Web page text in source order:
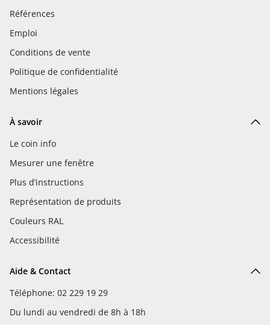
Références
Emploi
Conditions de vente
Politique de confidentialité
Mentions légales
À savoir
Le coin info
Mesurer une fenêtre
Plus d’instructions
Représentation de produits
Couleurs RAL
Accessibilité
Aide & Contact
Téléphone: 02 229 19 29
Du lundi au vendredi de 8h à 18h